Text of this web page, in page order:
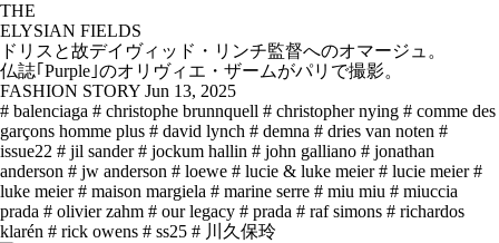
THE
ELYSIAN FIELDS
ドリスと故デイヴィッド・リンチ監督へのオマージュ。
仏誌｢Purple｣のオリヴィエ・ザームがパリで撮影。
FASHION STORY Jun 13, 2025
# balenciaga # christophe brunnquell # christopher nying # comme des
garçons homme plus # david lynch # demna # dries van noten #
issue22 # jil sander # jockum hallin # john galliano # jonathan
anderson # jw anderson # loewe # lucie & luke meier # lucie meier #
luke meier # maison margiela # marine serre # miu miu # miuccia
prada # olivier zahm # our legacy # prada # raf simons # richardos
klarén # rick owens # ss25 # 川久保玲